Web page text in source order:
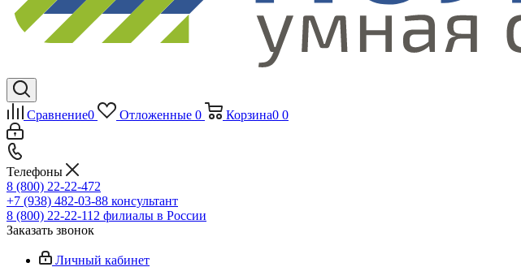
Сравнение0 Отложенные 0 Корзина0 0
Телефоны
8 (800) 22-22-472
+7 (938) 482-03-88 консультант
8 (800) 22-22-112 филиалы в России
Заказать звонок
Личный кабинет